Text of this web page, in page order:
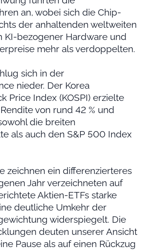
an, wobei sich die Chip-
der anhaltenden weltweiten
KI-bezogener Hardware und
mehr als verdoppelten.
sich in der
nieder. Der Korea
Price Index (KOSPI) erzielte
von rund 42 % und
die breiten
als auch den S&P 500 Index
zeichnen ein differenzierteres
Jahr verzeichneten auf
Aktien-ETFs starke
deutliche Umkehr der
widerspiegelt. Die
deuten unserer Ansicht
Pause als auf einen Rückzug